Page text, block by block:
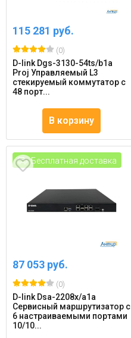
115 281 руб.
(0)
D-link Dgs-3130-54ts/b1a
Proj Управляемый L3
стекируемый коммутатор с
48 порт...
В корзину
Бесплатная доставка
87 053 руб.
(0)
D-link Dsa-2208x/a1a
Сервисный маршрутизатор с
6 настраиваемыми портами
10/10...